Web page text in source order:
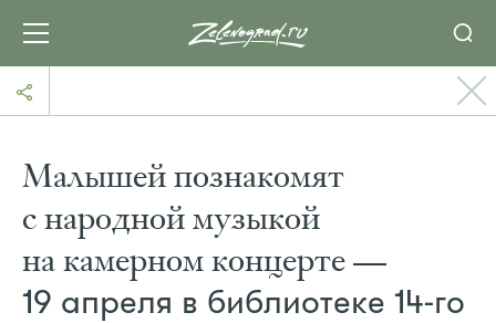
Малышей познакомят
с народной музыкой
на камерном концерте —
19 апреля в библиотеке 14-го